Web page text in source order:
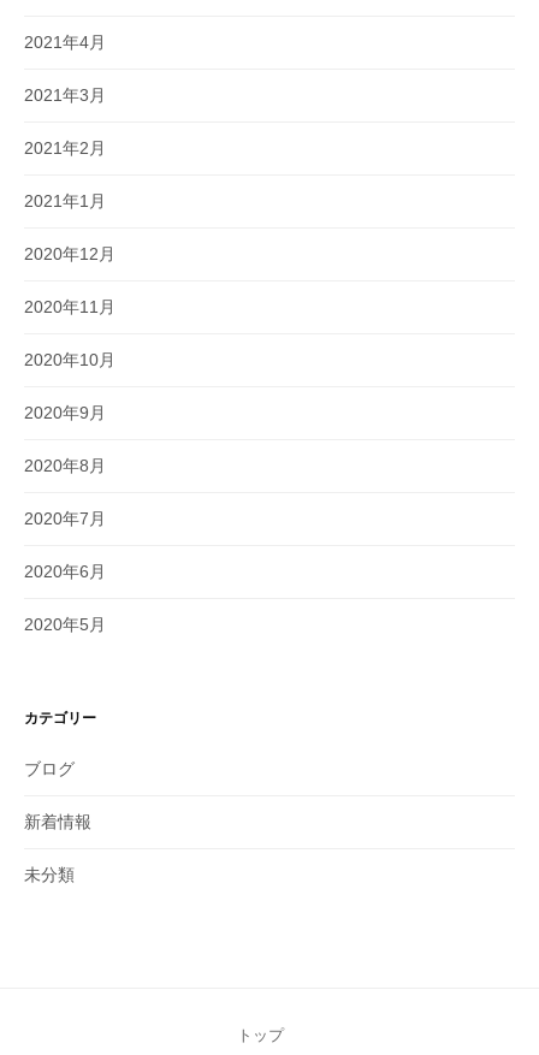
2021年4月
2021年3月
2021年2月
2021年1月
2020年12月
2020年11月
2020年10月
2020年9月
2020年8月
2020年7月
2020年6月
2020年5月
カテゴリー
ブログ
新着情報
未分類
トップ